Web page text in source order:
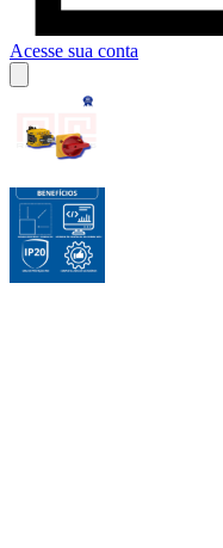
Acesse sua conta